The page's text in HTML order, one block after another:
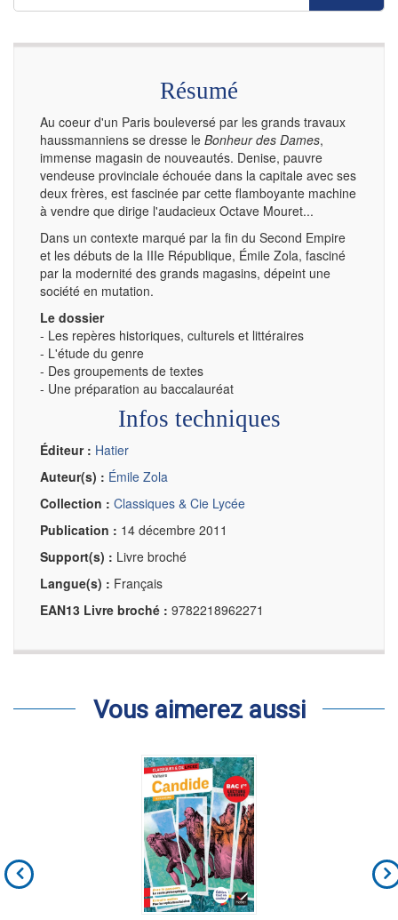
Résumé
Au coeur d'un Paris bouleversé par les grands travaux
haussmanniens se dresse le Bonheur des Dames,
immense magasin de nouveautés. Denise, pauvre
vendeuse provinciale échouée dans la capitale avec ses
deux frères, est fascinée par cette flamboyante machine
à vendre que dirige l'audacieux Octave Mouret...
Dans un contexte marqué par la fin du Second Empire
et les débuts de la IIIe République, Émile Zola, fasciné
par la modernité des grands magasins, dépeint une
société en mutation.
Le dossier
- Les repères historiques, culturels et littéraires
- L'étude du genre
- Des groupements de textes
- Une préparation au baccalauréat
Infos techniques
Éditeur : Hatier
Auteur(s) : Émile Zola
Collection : Classiques & Cie Lycée
Publication : 14 décembre 2011
Support(s) : Livre broché
Langue(s) : Français
EAN13 Livre broché : 9782218962271
Vous aimerez aussi